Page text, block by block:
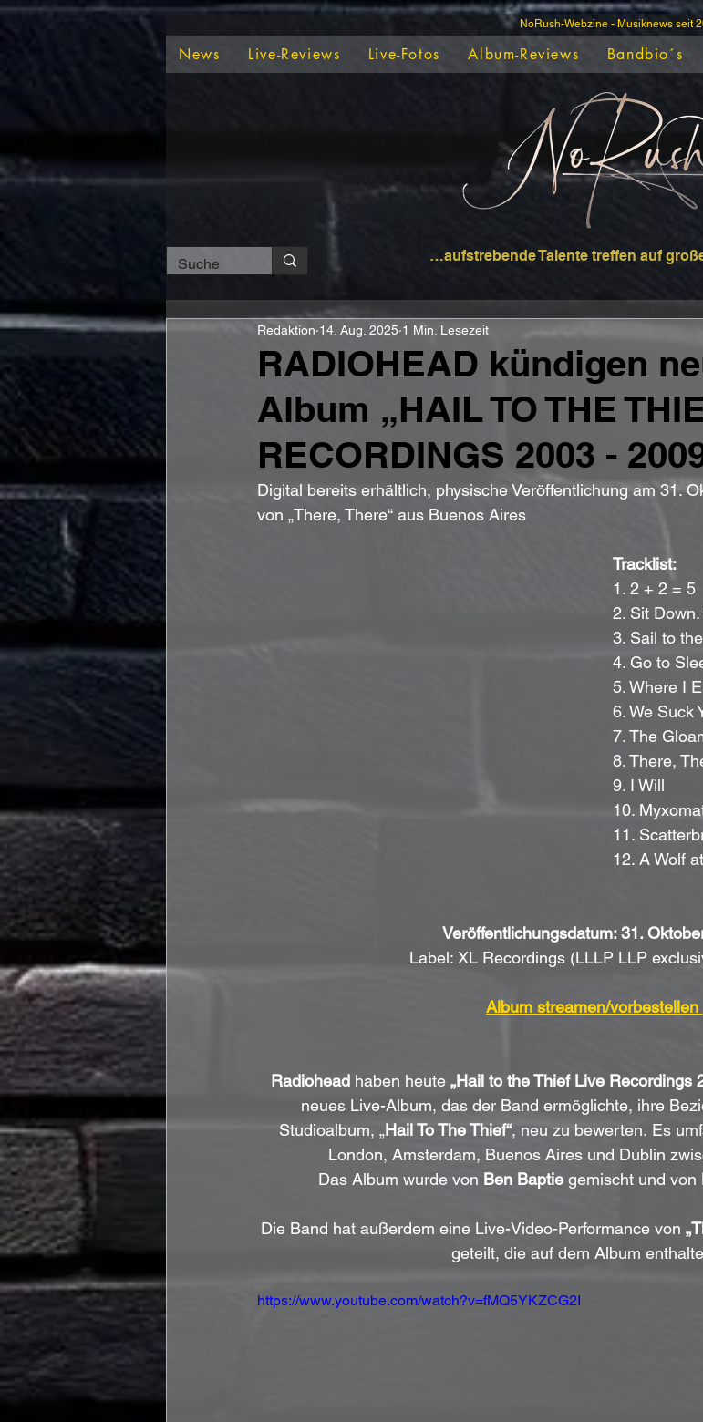
NoRush-Webzine - Musiknews seit
News Live-Reviews Live-Fotos Album-Reviews Bandbio´s
…aufstrebende Talente treffen auf
RADIOHEAD kündigen
Album „HAIL TO THE
RECORDINGS 2003 -
Redaktion 14. Aug. 2025 1 Min. Lesezeit
Digital bereits erhältlich, physische Veröffentlichung am 31.
von „There, There“ aus Buenos Aires
Tracklist:
1. 2 + 2 = 5
2. Sit
3. Sail to
4. Go to
5. Where I
6. We Suck
7. The
8. There,
9. I Will
10.
11.
12. A Wolf
Veröffentlichungsdatum: 31.
Label: XL Recordings (LLLP LLP
Album streamen/vorbestellen
Radiohead haben heute „Hail to the Thief Live Recordings
neues Live-Album, das der Band ermöglichte, ihre
Studioalbum, „Hail To The Thief“, neu zu bewerten. Es
London, Amsterdam, Buenos Aires und Dublin
Das Album wurde von Ben Baptie gemischt und von
Die Band hat außerdem eine Live-Video-Performance von
geteilt, die auf dem Album
https://www.youtube.com/watch?v=fMQ5YKZCG2I